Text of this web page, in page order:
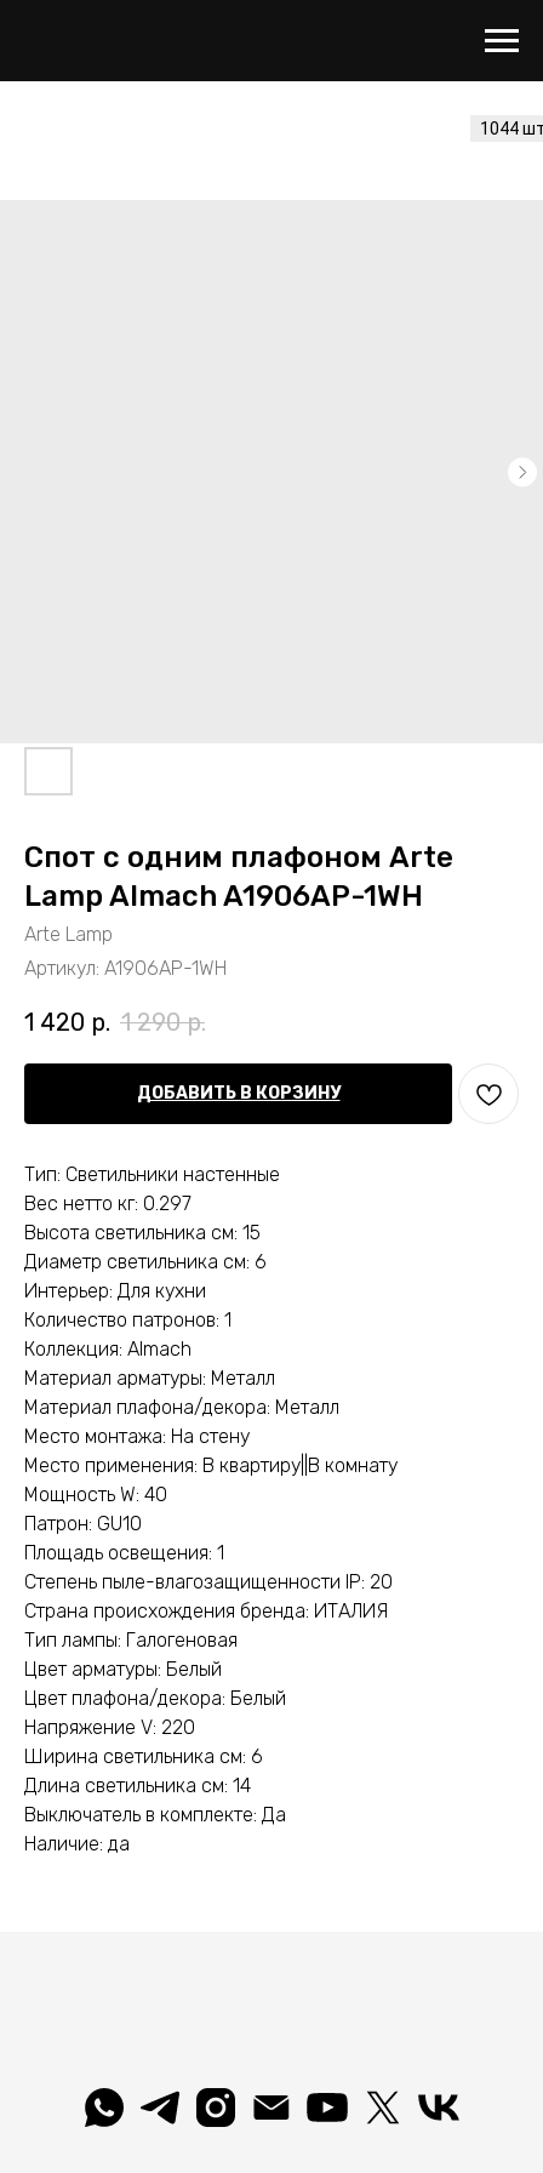
Спот с одним плафоном Arte
Lamp Almach A1906AP-1WH
Arte Lamp
Артикул: A1906AP-1WH
1 420 р. 1 290 р.
ДОБАВИТЬ В КОРЗИНУ
Тип: Светильники настенные
Вес нетто кг: 0.297
Высота светильника см: 15
Диаметр светильника см: 6
Интерьер: Для кухни
Количество патронов: 1
Коллекция: Almach
Материал арматуры: Металл
Материал плафона/декора: Металл
Место монтажа: На стену
Место применения: В квартиру||В комнату
Мощность W: 40
Патрон: GU10
Площадь освещения: 1
Степень пыле-влагозащищенности IP: 20
Страна происхождения бренда: ИТАЛИЯ
Тип лампы: Галогеновая
Цвет арматуры: Белый
Цвет плафона/декора: Белый
Напряжение V: 220
Ширина светильника см: 6
Длина светильника см: 14
Выключатель в комплекте: Да
Наличие: да